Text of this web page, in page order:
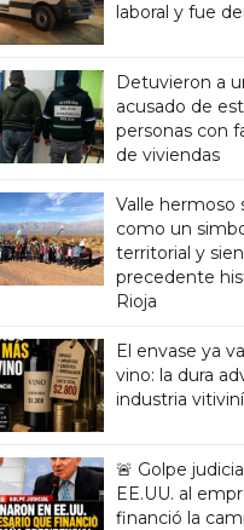
laboral y fue
Detuvieron a
acusado de
personas con
de viviendas
Valle hermoso
como un
territorial y
precedente
Rioja
El envase ya
vino: la dura
industria
🚨 Golpe
EE.UU. al
financió la